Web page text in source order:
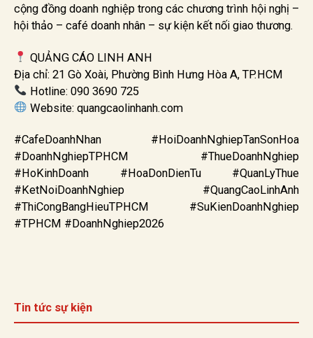
cộng đồng doanh nghiệp trong các chương trình hội nghị –
hội thảo – café doanh nhân – sự kiện kết nối giao thương.
QUẢNG CÁO LINH ANH
Địa chỉ: 21 Gò Xoài, Phường Bình Hưng Hòa A, TP.HCM
Hotline: 090 3690 725
Website: quangcaolinhanh.com
#CafeDoanhNhan #HoiDoanhNghiepTanSonHoa
#DoanhNghiepTPHCM #ThueDoanhNghiep
#HoKinhDoanh #HoaDonDienTu #QuanLyThue
#KetNoiDoanhNghiep #QuangCaoLinhAnh
#ThiCongBangHieuTPHCM #SuKienDoanhNghiep
#TPHCM #DoanhNghiep2026
Tin tức sự kiện